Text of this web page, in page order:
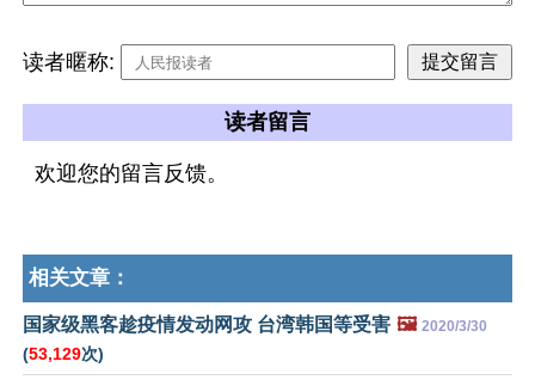
读者暱称:
读者留言
欢迎您的留言反馈。
相关文章：
国家级黑客趁疫情发动网攻 台湾韩国等受害 🖼️ 2020/3/30
(53,129次)